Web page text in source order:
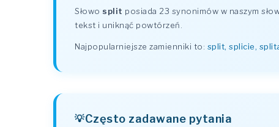
Słowo split posiada 23 synonimów w naszym
tekst i uniknąć powtórzeń.
Najpopularniejsze zamienniki to: split, splicie,
Często zadawane pytania